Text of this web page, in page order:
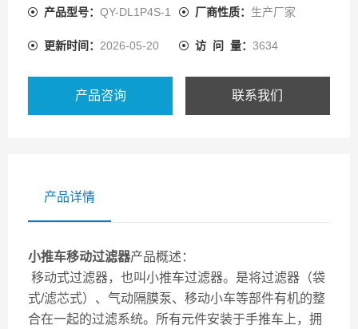
连接，消除了气动泵震动带来的负面影响。结构简单，轻
作。泵可选用隔膜泵、离心泵、齿轮泵。
产品型号： QY-DL1P4S-1 厂商性质： 生产厂家
更新时间： 2026-05-20 访 问 量： 3634
产品咨询 联系我们
产品详情
小推车移动过滤器产品概述：
移动式过滤器，也叫小推车过滤器。是将过滤器（袋
式/滤芯式）、气动隔膜泵、移动小车等部件有机的整
合在一起的过滤系统。所有元件安装于手推车上，拥